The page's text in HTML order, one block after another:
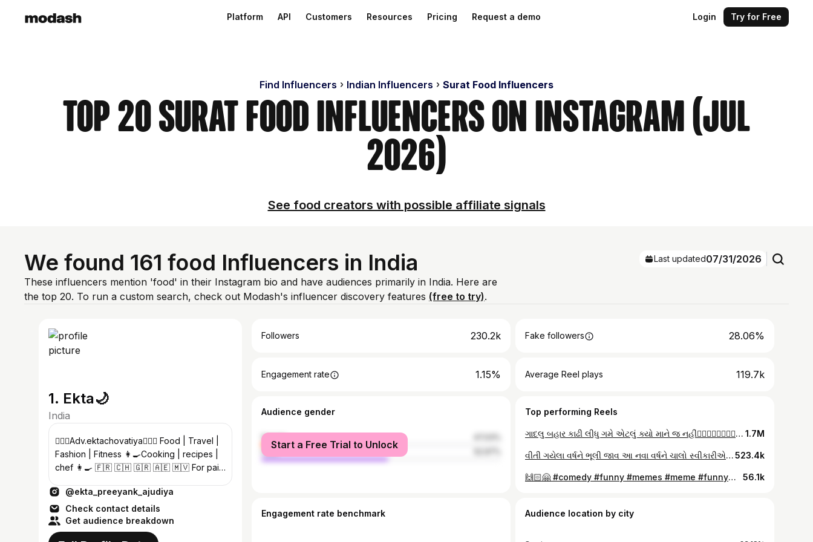
Platform API Customers Resources Pricing Request a demo Login Try for Free
Find Influencers Indian Influencers Surat Food Influencers
Top 20 Surat Food Influencers on Instagram (Jul
2026)
See food creators with possible affiliate signals
We found 161 food Influencers in India
These influencers mention 'food' in their Instagram bio and have audiences primarily in India. Here are
the top 20. To run a custom search, check out Modash's influencer discovery features (free to try).
Last updated07/31/2026
1. Ekta🌙
India
👩🏻‍⚖️Adv.ektachovatiya👩🏻‍⚖️ Food | Travel |
Fashion | Fitness 👩‍🍳Cooking | recipes |
chef 👩‍🍳 🇫🇷 🇨🇭 🇬🇷 🇦🇪 🇲🇻 For paid
@ekta_preeyank_ajudiya
Check contact details
Get audience breakdown
Followers 230.2k Fake followers 28.06%
Engagement rate 1.15% Average Reel plays 119.7k
Audience gender
female
male
Start a Free Trial to Unlock
Top performing Reels
ગાદલુ બહાર કાઢી લીધુ ગમે એટલું ક્યો માને જ નહીં🧘‍♀️🧘‍♀️🧘‍♀️🧘‍♀️🧘‍♀️🧘‍♀️🧘‍♀️ 1.7M
વીતી ગયેલા વર્ષને ભૂલી જાવ આ નવા વર્ષને ચાલો સ્વીકારીએ પ્રાર્થના કરીએ છીએ માથું નમાવીને ભગવાનથી થઈ જાય તમારા બધા સપના ઝડપથી સાકાર🙏🏻😊👍🏻 નવા વર્ષની શુભેચ્છાઓ. હાર્દિક શુભકામના🪔523.4k
🙌🏻🤗 #comedy #funny #memes #meme #funnymemes #lol #humor #love #fun #memesdaily #instagram #funnyvideos #dankmemes #viral #tiktok #jokes #follow #comedian #trending #instagood #explorepage #like #standupcomedy #lmao #music #laugh #explore #dank #standup #comedyvideos 56.1k
Engagement rate benchmark Audience location by city